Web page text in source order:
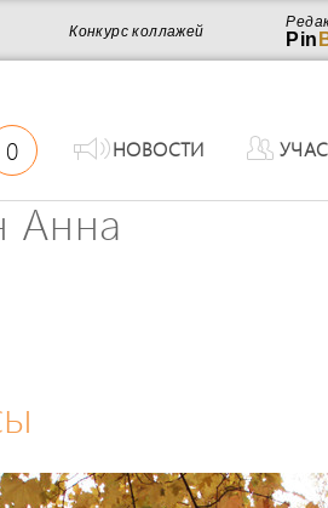
Pin
Конкурс коллажей
0 НОВОСТИ
Анна